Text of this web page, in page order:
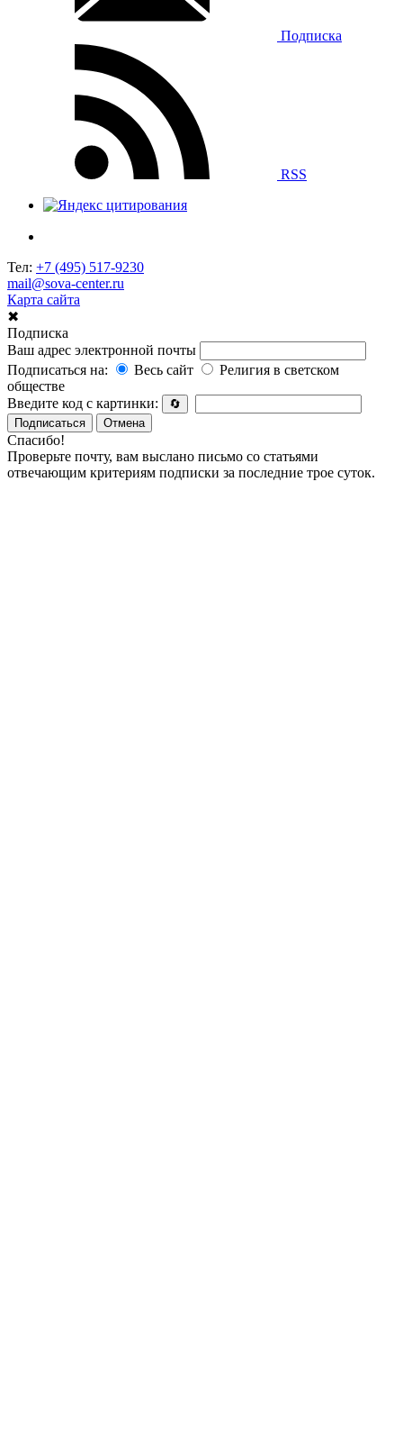
Подписка
RSS
Тел: +7 (495) 517-9230
mail@sova-center.ru
Карта сайта
✖
Подписка
Ваш адрес электронной почты
Подписаться на:
Весь сайт
Религия в светском
обществе
Введите код с картинки:
🔄
Подписаться
Отмена
Спасибо!
Проверьте почту, вам выслано письмо со статьями
отвечающим критериям подписки за последние трое суток.